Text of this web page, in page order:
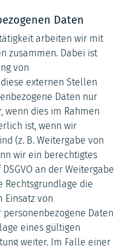
Daten
arbeiten wir mit
zusammen. Dabei ist
von
externen Stellen
Daten nur
wenn dies im Rahmen
ist, wenn wir
(z. B. Weitergabe von
wir ein berechtigtes
an der Weitergabe
Rechtsgrundlage die
Einsatz von
Daten
eines gültigen
weiter. Im Falle einer